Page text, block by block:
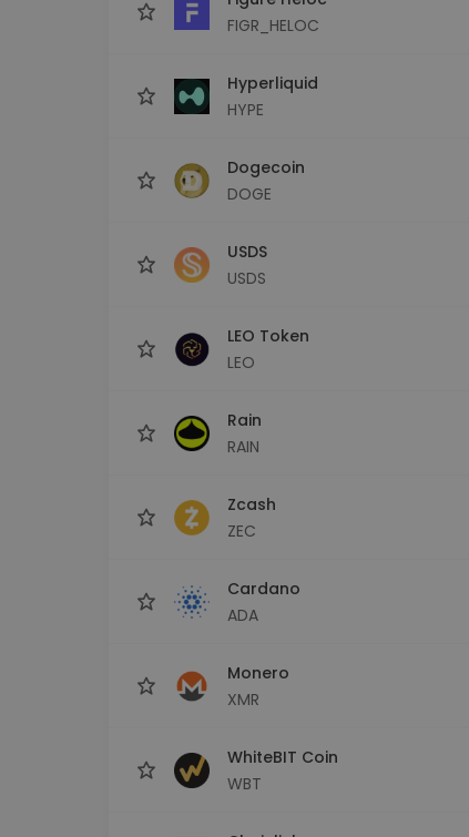
FIGR_HELOC
Hyperliquid
HYPE
Dogecoin
DOGE
USDS
USDS
LEO Token
LEO
Rain
RAIN
Zcash
ZEC
Cardano
ADA
Monero
XMR
WhiteBIT Coin
WBT